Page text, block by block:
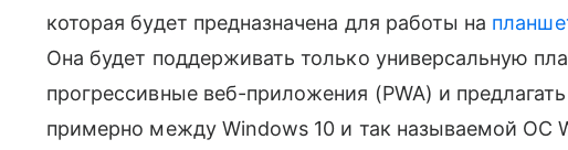
которая будет предназначена для работы на
Она будет поддерживать только универсальную
прогрессивные веб-приложения (PWA) и
примерно между Windows 10 и так называемой ОС